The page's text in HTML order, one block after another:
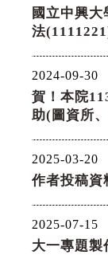
國立中興
法
2024-09-30
賀！本院
助(圖資所
2025-03-20
作者投稿資
2025-07-15
大一專題製